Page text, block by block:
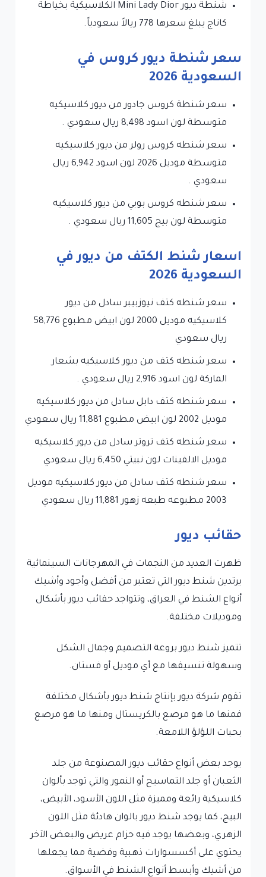
شنطة ديور Mini Lady Dior الكلاسيكية بخياطة
كاناج يبلغ سعرها 778 ريالاً سعودياً.
سعر شنطة ديور كروس في
السعودية 2026
سعر شنطة كروس جادور من ديور كلاسيكيه
متوسطة لون اسود 8,498 ريال سعودي .
سعر شنطه كروس رولر من ديور كلاسيكيه
متوسطة موديل 2026 لون اسود 6,942 ريال
سعودي .
سعر شنطه كروس بوبي من ديور كلاسيكيه
متوسطة لون بيج 11,605 ريال سعودي .
اسعار شنط الكتف من ديور في
السعودية 2026
سعر شنطه كتف نيوزبيبر سادل من ديور
كلاسيكيه موديل 2000 لون ابيض مطبوع 58,776
ريال سعودي
سعر شنطه كتف من ديور كلاسيكيه بشعار
الماركة لون اسود 2,916 ريال سعودي .
سعر شنطه كتف دابل سادل من ديور كلاسيكيه
موديل 2002 لون ابيض مطبوع 11,881 ريال سعودي
سعر شنطه كتف تروتر سادل من ديور كلاسيكيه
موديل الالفينات لون نبيتي 6,450 ريال سعودي
سعر شنطه كتف سادل من ديور كلاسيكيه موديل
2003 مطبوعه طبعه زهور 11,881 ريال سعودي
حقائب ديور
ظهرت العديد من النجمات في المهرجانات السينمائية
يرتدين شنط ديور التي تعتبر من أفضل وأجود وأشيك
أنواع الشنط في العراق، وتتواجد حقائب ديور بأشكال
وموديلات مختلفة.
تتميز شنط ديور بروعة التصميم وجمال الشكل
وسهولة تنسيقها مع أي موديل أو فستان.
تقوم شركة ديور بإنتاج شنط ديور بأشكال مختلفة
فمنها ما هو مرصع بالكريستال ومنها ما هو مرصع
بحبات اللؤلؤ اللامعة.
يوجد بعض أنواع حقائب ديور المصنوعة من جلد
الثعبان أو جلد التماسيح أو النمور والتي توجد بألوان
كلاسيكية رائعة ومميزة مثل اللون الأسود، الأبيض،
البيج، كما يوجد شنط ديور بالوان هادئة مثل اللون
الزهري، وبعضها يوجد فيه حزام عريض والبعض الآخر
يحتوي على أكسسوارات ذهبية وفضية مما يجعلها
من أشيك وأبسط أنواع الشنط في الأسواق.